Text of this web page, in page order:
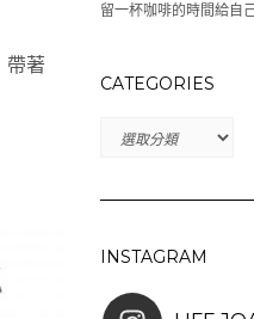
帶著
留一杯咖啡的時間給自
CATEGORIES
CATEGORIES
INSTAGRAM